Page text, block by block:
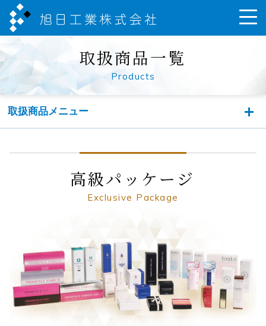
取扱商品一覧
Products
取扱商品メニュー
高級パッケージ
Exclusive Package